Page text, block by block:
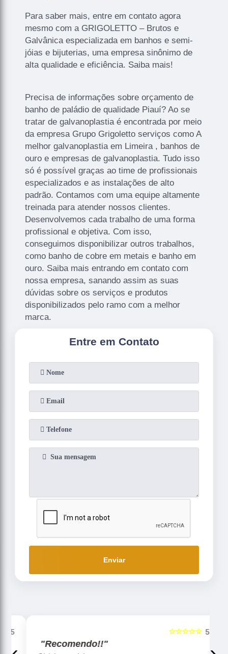
Para saber mais, entre em contato agora
mesmo com a GRIGOLETTO – Brutos e
Galvânica especializada em banhos e semi-
jóias e bijuterias, uma empresa sinônimo de
alta qualidade e eficiência. Saiba mais!
Precisa de informações sobre orçamento de
banho de paládio de qualidade Piauí? Ao se
tratar de galvanoplastia é encontrada por meio
da empresa Grupo Grigoletto serviços como A
melhor galvanoplastia em Limeira , banhos de
ouro e empresas de galvanoplastia. Tudo isso
só é possível graças ao time de profissionais
especializados e as instalações de alto
padrão. Contamos com uma equipe altamente
treinada para atender nossos clientes.
Desenvolvemos cada trabalho de uma forma
profissional e objetiva. Com isso,
conseguimos disponibilizar outros trabalhos,
como banho de cobre em metais e banho em
ouro. Saiba mais entrando em contato com
nossa empresa, sanando assim as suas
dúvidas sobre os serviços e produtos
disponibilizados pelo ramo com a melhor
marca.
Entre em Contato
Enviar
5
☆☆☆☆☆
"Recomendo!!"